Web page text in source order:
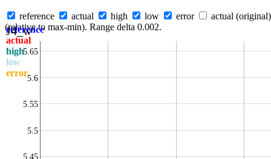
J4_w
reference
actual
high
low
error
5.45
5.5
5.55
5.6
5.65
reference actual high low error
actual (original)
(relative to max-min). Range delta 0.002.